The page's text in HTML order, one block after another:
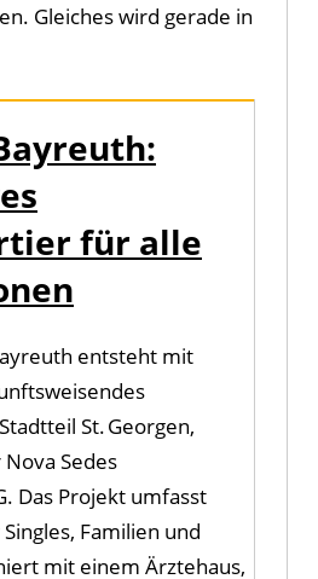
Gleiches wird gerade in
für alle
entsteht mit
St. Georgen,
Sedes
Das Projekt umfasst
Familien und
mit einem Ärztehaus,